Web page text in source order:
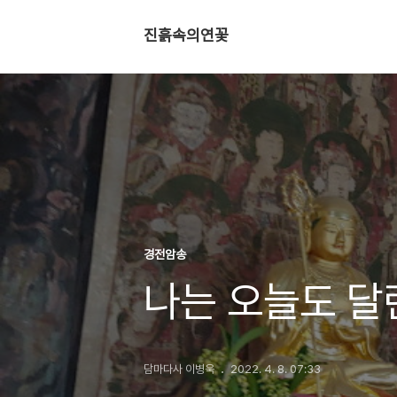
진흙속의연꽃
경전암송
나는 오늘도 달
담마다사 이병욱 2022. 4. 8. 07:33